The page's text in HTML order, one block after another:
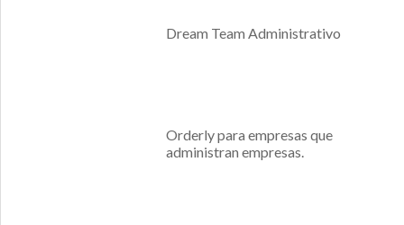
Dream Team Administrativo
Orderly para empresas que
administran empresas.